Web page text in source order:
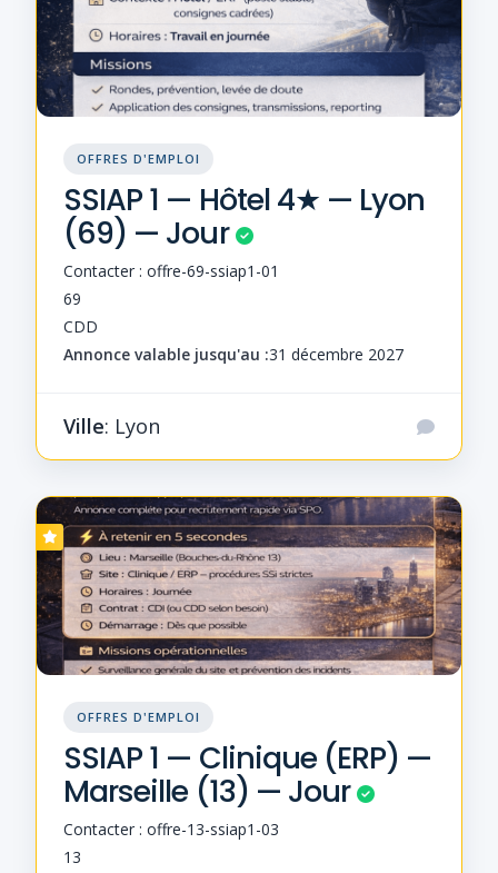
OFFRES D'EMPLOI
SSIAP 1 — Hôtel 4★ — Lyon
(69) — Jour
Contacter : offre-69-ssiap1-01
69
CDD
Annonce valable jusqu'au :31 décembre 2027
Ville: Lyon
OFFRES D'EMPLOI
SSIAP 1 — Clinique (ERP) —
Marseille (13) — Jour
Contacter : offre-13-ssiap1-03
13